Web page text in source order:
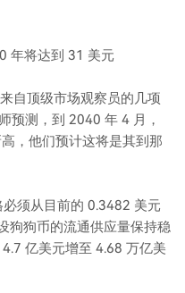
年将达到 31 美元
自顶级市场观察员的几项
预测，到 2040 年 4 月，
，他们预计这将是其到那
须从目前的 0.3482 美元
狗狗币的流通供应量保持稳
亿美元增至 4.68 万亿美